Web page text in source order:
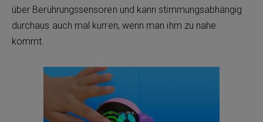
über Berührungssensoren und kann stimmungsabhängig
durchaus auch mal kurren, wenn man ihm zu nahe
kommt.